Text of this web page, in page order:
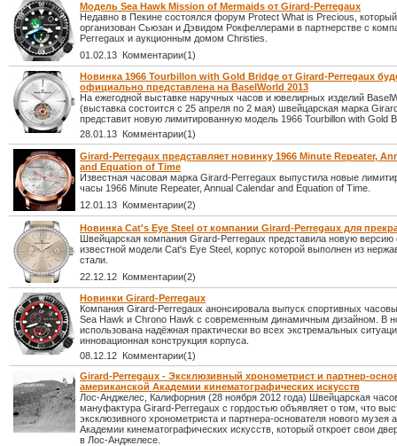
Модель Sea Hawk Mission of Mermaids от Girard-Perregaux
Недавно в Пекине состоялся форум Protect What is Precious,
организован Сьюзан и Дэвидом Рокфеллерами в партнерстве с
Perregaux и аукционным домом Christies.
01.02.13 Комментарии(1)
Новинка 1966 Tourbillon with Gold Bridge от Girard-Perregaux
официально представлена на BaselWorld 2013
На ежегодной выставке наручных часов и ювелирных изделий
(выставка состоится с 25 апреля по 2 мая) швейцарская марка
представит новую лимитированную модель 1966 Tourbillon with Gold
28.01.13 Комментарии(1)
Girard-Perregaux представляет новинку 1966 Minute Repeater,
and Equation of Time
Известная часовая марка Girard-Perregaux выпустила новые
часы 1966 Minute Repeater, Annual Calendar and Equation of Time.
12.01.13 Комментарии(2)
Новинка Cat's Eye Steel от компании Girard-Perregaux для
Швейцарская компания Girard-Perregaux представила новую версию
известной модели Cat's Eye Steel, корпус которой выполнен из
стали.
22.12.12 Комментарии(2)
Новинки Girard-Perregaux
Компания Girard-Perregaux анонсировала выпуск спортивных
Sea Hawk и Chrono Hawk с современным динамичным дизайном. В
использована надёжная практически во всех экстремальных
инновационная конструкция корпуса.
08.12.12 Комментарии(1)
Girard-Perregaux - Эксклюзивный хронометрист и партнер-
американской Академии кинематографических искусств
Лос-Анджелес, Калифорния (28 ноября 2012 года) Швейцарская
мануфактура Girard-Perregaux с гордостью объявляет о том, что
эксклюзивного хронометриста и партнера-основателя нового музея
Академии кинематографических искусств, который откроет свои
в Лос-Анджелесе.